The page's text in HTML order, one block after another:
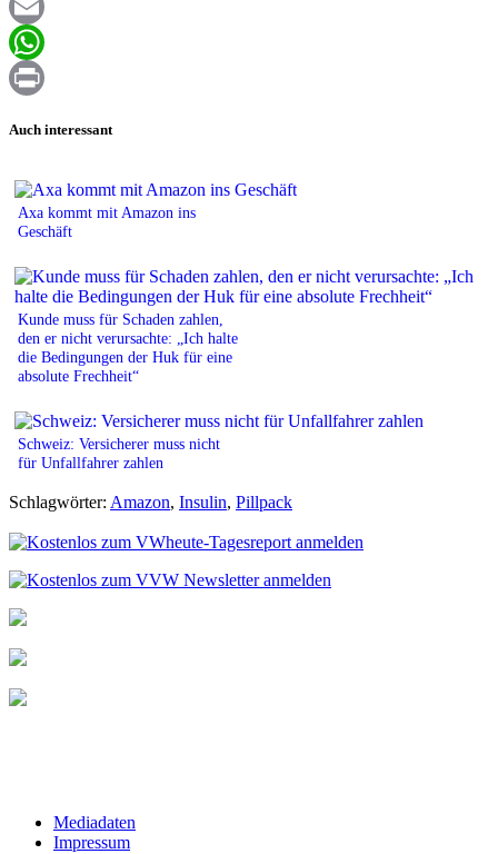
Facebook
Email
WhatsApp
Auch interessant
Axa kommt mit Amazon ins
Geschäft
Kunde muss für Schaden zahlen,
den er nicht verursachte: „Ich halte
die Bedingungen der Huk für eine
absolute Frechheit“
Schweiz: Versicherer muss nicht
für Unfallfahrer zahlen
Schlagwörter: Amazon, Insulin, Pillpack
Mediadaten
Impressum